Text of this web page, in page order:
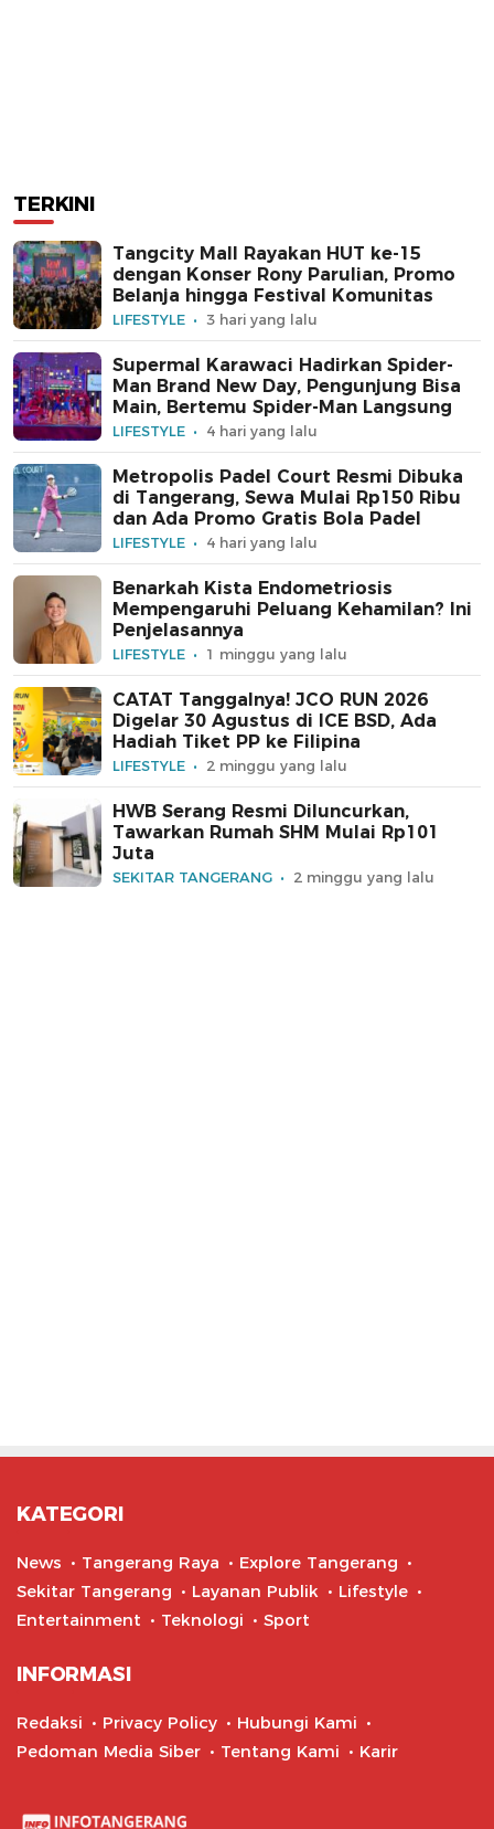
TERKINI
Tangcity Mall Rayakan HUT ke-15
dengan Konser Rony Parulian, Promo
Belanja hingga Festival Komunitas
LIFESTYLE 3 hari yang lalu
Supermal Karawaci Hadirkan Spider-
Man Brand New Day, Pengunjung Bisa
Main, Bertemu Spider-Man Langsung
LIFESTYLE 4 hari yang lalu
Metropolis Padel Court Resmi Dibuka
di Tangerang, Sewa Mulai Rp150 Ribu
dan Ada Promo Gratis Bola Padel
LIFESTYLE 4 hari yang lalu
Benarkah Kista Endometriosis
Mempengaruhi Peluang Kehamilan? Ini
Penjelasannya
LIFESTYLE 1 minggu yang lalu
CATAT Tanggalnya! JCO RUN 2026
Digelar 30 Agustus di ICE BSD, Ada
Hadiah Tiket PP ke Filipina
LIFESTYLE 2 minggu yang lalu
HWB Serang Resmi Diluncurkan,
Tawarkan Rumah SHM Mulai Rp101
Juta
SEKITAR TANGERANG 2 minggu yang lalu
KATEGORI
News Tangerang Raya
Explore Tangerang
Sekitar Tangerang
Layanan Publik
Lifestyle
Entertainment
Teknologi Sport
INFORMASI
Redaksi Privacy Policy
Hubungi Kami
Pedoman Media Siber
Tentang Kami Karir